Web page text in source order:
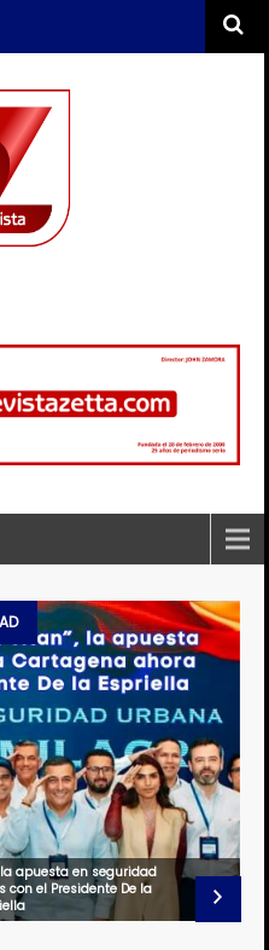
la apuesta en seguridad
con el Presidente De la